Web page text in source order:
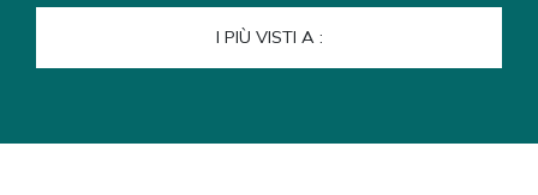
I PIÙ VISTI A :